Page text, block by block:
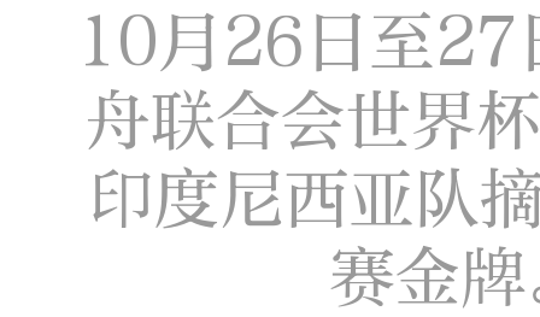
10月26日至27
舟联合会世界
印度尼西亚队
赛金